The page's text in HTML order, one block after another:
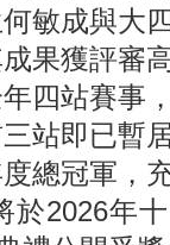
敏成與大
果獲評審
四站賽事
站即已暫
總冠軍，
於2026年